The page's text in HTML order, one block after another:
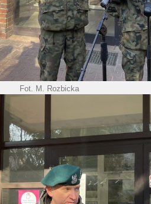
Fot. M. Rozbicka